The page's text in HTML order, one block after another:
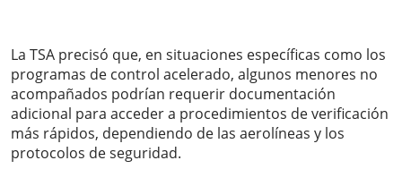
La TSA precisó que, en situaciones específicas como los
programas de control acelerado, algunos menores no
acompañados podrían requerir documentación
adicional para acceder a procedimientos de verificación
más rápidos, dependiendo de las aerolíneas y los
protocolos de seguridad.